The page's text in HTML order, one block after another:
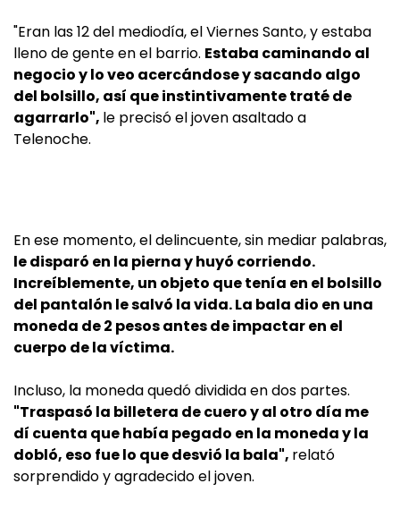
"Eran las 12 del mediodía, el Viernes Santo, y estaba
lleno de gente en el barrio. Estaba caminando al
negocio y lo veo acercándose y sacando algo
del bolsillo, así que instintivamente traté de
agarrarlo", le precisó el joven asaltado a
Telenoche.
En ese momento, el delincuente, sin mediar palabras,
le disparó en la pierna y huyó corriendo.
Increíblemente, un objeto que tenía en el bolsillo
del pantalón le salvó la vida. La bala dio en una
moneda de 2 pesos antes de impactar en el
cuerpo de la víctima.
Incluso, la moneda quedó dividida en dos partes.
"Traspasó la billetera de cuero y al otro día me
dí cuenta que había pegado en la moneda y la
dobló, eso fue lo que desvió la bala", relató
sorprendido y agradecido el joven.